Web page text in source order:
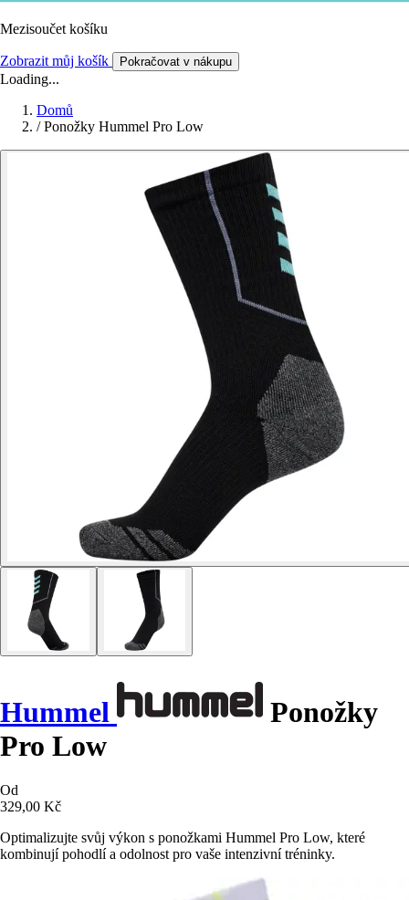
Mezisoučet košíku
Zobrazit můj košík Pokračovat v nákupu
Loading...
Domů
/ Ponožky Hummel Pro Low
Hummel
Ponožky
Pro Low
Od
329,00 Kč
Optimalizujte svůj výkon s ponožkami Hummel Pro Low, které
kombinují pohodlí a odolnost pro vaše intenzivní tréninky.